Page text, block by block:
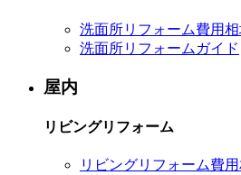
洗面所リフォーム費用
洗面所リフォームガイド
屋内
リビングリフォーム
リビングリフォーム費